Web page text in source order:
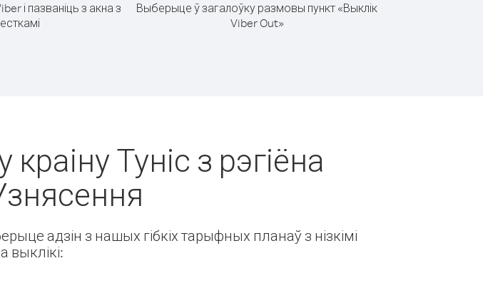
і пазваніць з акна з
Выберыце ў загалоўку размовы пункт «Выклік
Viber Out»
Туніс з рэгіёна
адзін з нашых гібкіх тарыфных планаў з нізкімі
выклікі: